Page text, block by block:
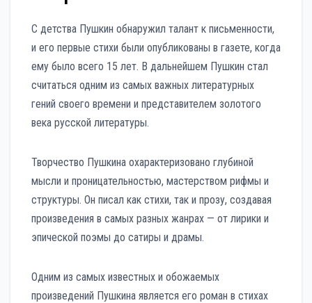
С детства Пушкин обнаружил талант к письменности,
и его первые стихи были опубликованы в газете, когда
ему было всего 15 лет. В дальнейшем Пушкин стал
считаться одним из самых важных литературных
гений своего времени и представителем золотого
века русской литературы.
Творчество Пушкина охарактеризовано глубиной
мысли и проницательностью, мастерством рифмы и
структуры. Он писал как стихи, так и прозу, создавая
произведения в самых разных жанрах — от лирики и
эпической поэмы до сатиры и драмы.
Одним из самых известных и обожаемых
произведений Пушкина является его роман в стихах